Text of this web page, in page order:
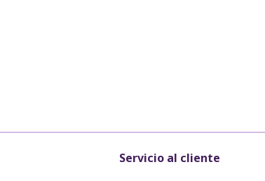
Servicio al cliente